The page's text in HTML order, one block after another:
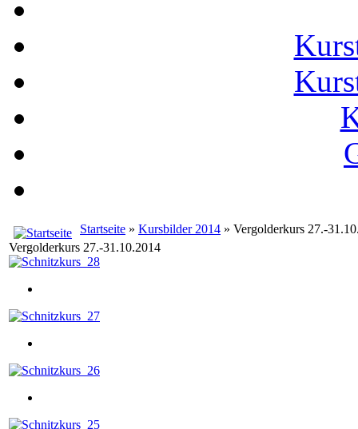
Startseite » Kursbilder 2014 » Vergolderkurs 27.-
Vergolderkurs 27.-31.10.2014